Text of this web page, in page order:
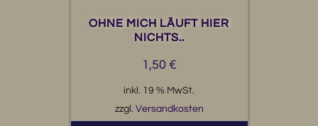
OHNE MICH LÄUFT HIER
NICHTS..
1,50 €
inkl. 19 % MwSt.
zzgl. Versandkosten